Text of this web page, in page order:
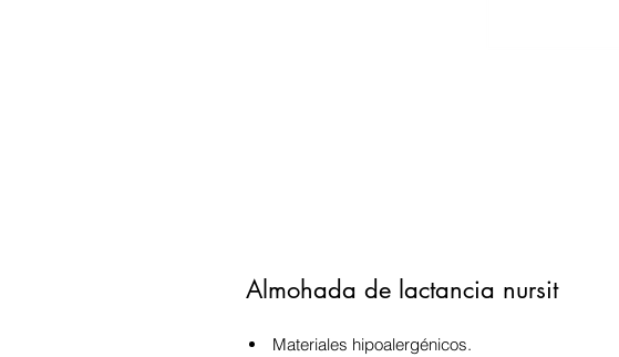
Almohada de lactancia nursit
Materiales hipoalergénicos.